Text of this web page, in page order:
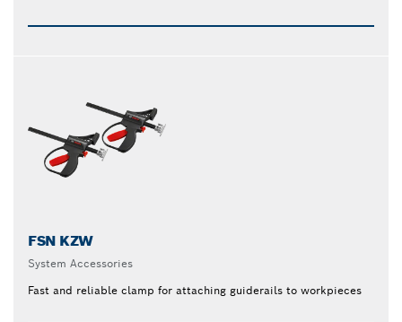
FSN KZW
System Accessories
Fast and reliable clamp for attaching guiderails to workpieces